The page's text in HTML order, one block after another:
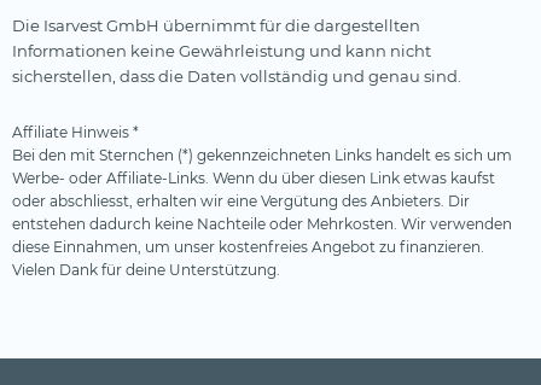
Die Isarvest GmbH übernimmt für die dargestellten
Informationen keine Gewährleistung und kann nicht
sicherstellen, dass die Daten vollständig und genau sind.
Affiliate Hinweis *
Bei den mit Sternchen (*) gekennzeichneten Links handelt es sich um
Werbe- oder Affiliate-Links. Wenn du über diesen Link etwas kaufst
oder abschliesst, erhalten wir eine Vergütung des Anbieters. Dir
entstehen dadurch keine Nachteile oder Mehrkosten. Wir verwenden
diese Einnahmen, um unser kostenfreies Angebot zu finanzieren.
Vielen Dank für deine Unterstützung.